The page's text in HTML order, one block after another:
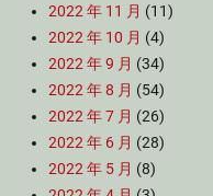
2022 年 11 月 (11)
2022 年 10 月 (4)
2022 年 9 月 (34)
2022 年 8 月 (54)
2022 年 7 月 (26)
2022 年 6 月 (28)
2022 年 5 月 (8)